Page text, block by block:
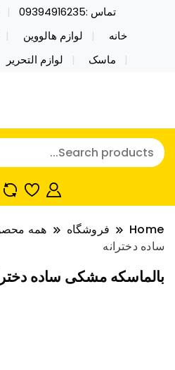
تماس :09394916235
خانه
لوازم هالووین
ماسک
لوازم التحریر
نایکر توی فروش
ولن تاین کادویی
خرید محصولات خاص فیجت
توی فروش عمده لوازم هالووین
کریسمس اکسسوری ماسک در
Home فروشگاه همه
ساده دخترانه
بالماسکه مشکی ساده